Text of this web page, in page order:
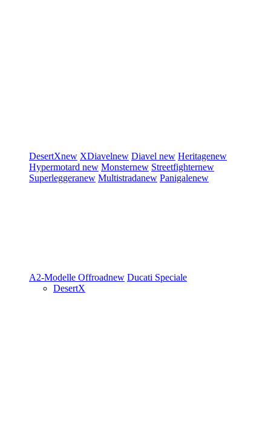
DesertXnew XDiavelnew Diavel new Heritagenew
Hypermotard new Monsternew Streetfighternew
Superleggeranew Multistradanew Panigalenew
A2-Modelle Offroadnew Ducati Speciale
DesertX